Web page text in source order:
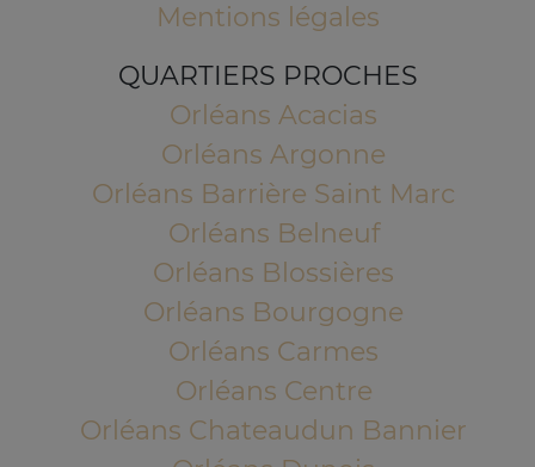
Mentions légales
QUARTIERS PROCHES
Orléans Acacias
Orléans Argonne
Orléans Barrière Saint Marc
Orléans Belneuf
Orléans Blossières
Orléans Bourgogne
Orléans Carmes
Orléans Centre
Orléans Chateaudun Bannier